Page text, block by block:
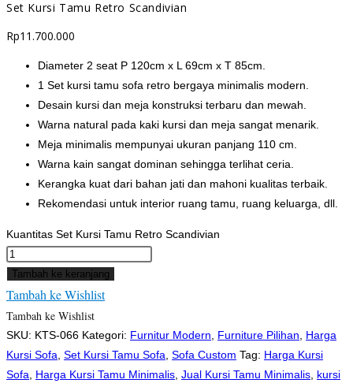
Set Kursi Tamu Retro Scandivian
Rp11.700.000
Diameter 2 seat P 120cm x L 69cm x T 85cm.
1 Set kursi tamu sofa retro bergaya minimalis modern.
Desain kursi dan meja konstruksi terbaru dan mewah.
Warna natural pada kaki kursi dan meja sangat menarik.
Meja minimalis mempunyai ukuran panjang 110 cm.
Warna kain sangat dominan sehingga terlihat ceria.
Kerangka kuat dari bahan jati dan mahoni kualitas terbaik.
Rekomendasi untuk interior ruang tamu, ruang keluarga, dll.
Kuantitas Set Kursi Tamu Retro Scandivian
Tambah ke keranjang
Tambah ke Wishlist
Tambah ke Wishlist
SKU: KTS-066 Kategori: Furnitur Modern Furniture Pilihan
Harga
Kursi Sofa Set Kursi Tamu Sofa Sofa Custom Tag: Harga Kursi
Sofa
Harga Kursi Tamu Minimalis Jual Kursi Tamu Minimalis kursi